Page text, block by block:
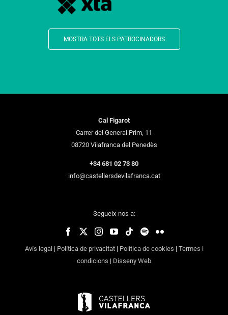
MOSTRA TOTS ELS PATROCINADORS
Cal Figarot
Carrer del General Prim, 11
08720 Vilafranca del Penedès
+34 681 02 73 80
info@castellersdevilafranca.cat
Segueix-nos a:
Avís legal | Política de privacitat| Política de cookies | Termes i
condicions | Disseny Web